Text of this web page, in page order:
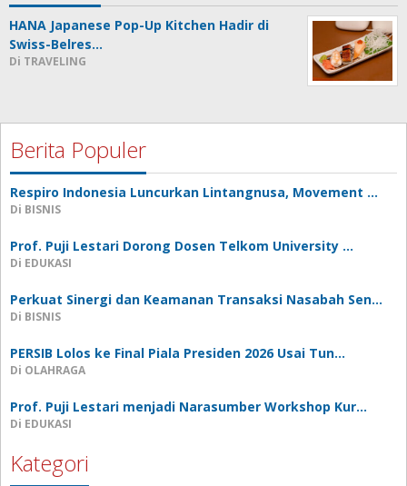
HANA Japanese Pop-Up Kitchen Hadir di
Swiss-Belres…
Di TRAVELING
Berita Populer
Respiro Indonesia Luncurkan Lintangnusa, Movement …
Di BISNIS
Prof. Puji Lestari Dorong Dosen Telkom University …
Di EDUKASI
Perkuat Sinergi dan Keamanan Transaksi Nasabah Sen…
Di BISNIS
PERSIB Lolos ke Final Piala Presiden 2026 Usai Tun…
Di OLAHRAGA
Prof. Puji Lestari menjadi Narasumber Workshop Kur…
Di EDUKASI
Kategori